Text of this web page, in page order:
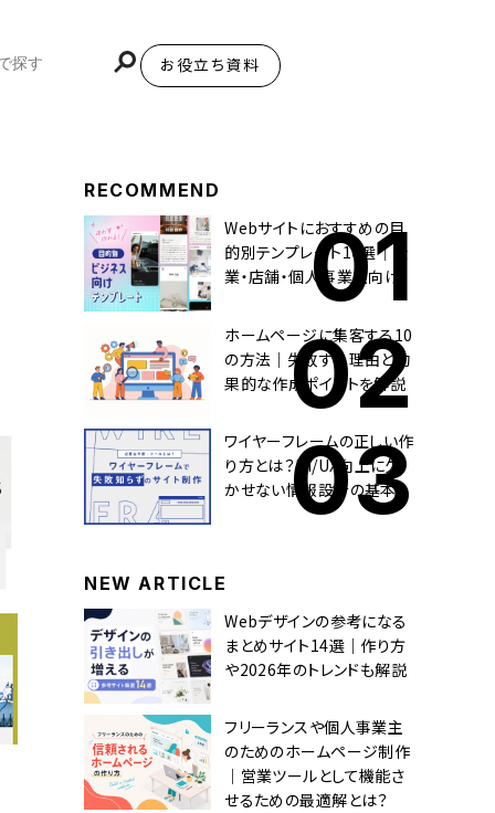
お役立ち資料
RECOMMEND
Webサイトにおすすめの目
的別テンプレート10選｜企
業・店舗・個人事業主向け
ホームページに集客する10
の方法｜失敗する理由と効
果的な作成ポイントを解説
ワイヤーフレームの正しい作
り方とは？UI/UX向上に欠
かせない情報設計の基本
NEW ARTICLE
Webデザインの参考になる
まとめサイト14選｜作り方
や2026年のトレンドも解説
フリーランスや個人事業主
のためのホームページ制作
｜営業ツールとして機能さ
せるための最適解とは？